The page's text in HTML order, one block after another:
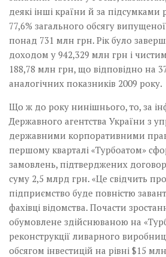
деякі інші країни й за підсумками
77,6% загального обсягу
понад 731 млн грн. Рік було
доходом у 942,329 млн грн і
188,78 млн грн, що відповідно на
аналогічних показників 2009 року.
Що ж до року нинішнього, то, за
Державного агентства України з
державними корпоративними
першому кварталі «Турбоатом»
замовлень, підтверджених
суму 2,5 млрд грн. «Це свідчить
підприємство буде повністю
фахівці відомства. Почасти
обумовлене здійснюваною на
реконструкції ливарного
обсягом інвестицій на рівні $15